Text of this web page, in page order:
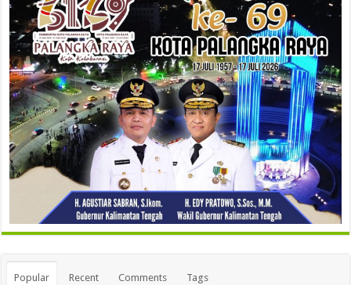
Popular Recent Comments Tags